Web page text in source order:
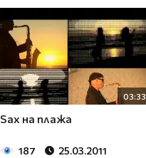
03:33
Sax на плажа
187 25.03.2011